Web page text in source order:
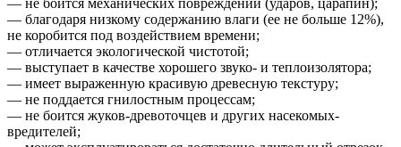
— не боится механических повреждений (ударов, царапин);
— благодаря низкому содержанию влаги (ее не больше 12%),
не коробится под воздействием времени;
— отличается экологической чистотой;
— выступает в качестве хорошего звуко- и теплоизолятора;
— имеет выраженную красивую древесную текстуру;
— не поддается гнилостным процессам;
— не боится жуков-древоточцев и других насекомых-
вредителей;